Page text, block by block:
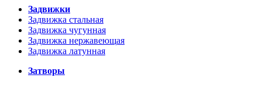
Задвижки
Задвижка стальная
Задвижка чугунная
Задвижка нержавеющая
Задвижка латунная
Затворы